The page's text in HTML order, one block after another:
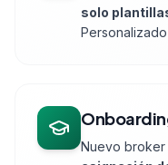
solo
Nuevo broker